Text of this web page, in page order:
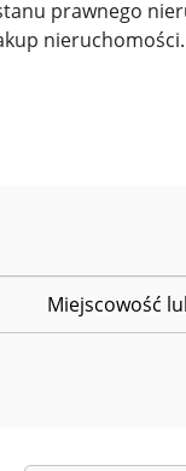
prawnego
nieruchomości.